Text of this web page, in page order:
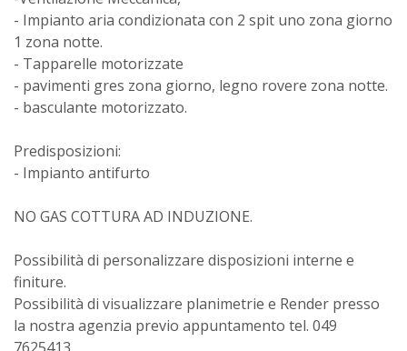
- Impianto aria condizionata con 2 spit uno zona giorno
1 zona notte.
- Tapparelle motorizzate
- pavimenti gres zona giorno, legno rovere zona notte.
- basculante motorizzato.
Predisposizioni:
- Impianto antifurto
NO GAS COTTURA AD INDUZIONE.
Possibilità di personalizzare disposizioni interne e
finiture.
Possibilità di visualizzare planimetrie e Render presso
la nostra agenzia previo appuntamento tel. 049